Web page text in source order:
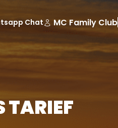
Chat MC Family Club
TARIEF